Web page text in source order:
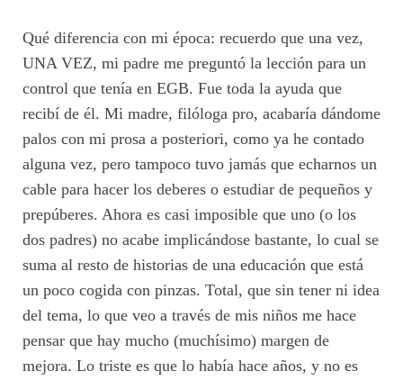
Qué diferencia con mi época: recuerdo que una vez,
UNA VEZ, mi padre me preguntó la lección para un
control que tenía en EGB. Fue toda la ayuda que
recibí de él. Mi madre, filóloga pro, acabaría dándome
palos con mi prosa a posteriori, como ya he contado
alguna vez, pero tampoco tuvo jamás que echarnos un
cable para hacer los deberes o estudiar de pequeños y
prepúberes. Ahora es casi imposible que uno (o los
dos padres) no acabe implicándose bastante, lo cual se
suma al resto de historias de una educación que está
un poco cogida con pinzas. Total, que sin tener ni idea
del tema, lo que veo a través de mis niños me hace
pensar que hay mucho (muchísimo) margen de
mejora. Lo triste es que lo había hace años, y no es